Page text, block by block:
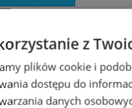
z
plików cookie i
dostępu do
danych